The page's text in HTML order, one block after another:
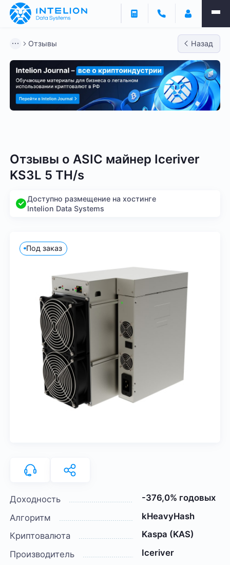
Отзывы Назад
Отзывы о ASIC майнер Iceriver
KS3L 5 TH/s
Доступно размещение на хостинге
Intelion Data Systems
Под заказ
Доходность
-376,0% годовых
Алгоритм
kHeavyHash
Криптовалюта
Kaspa (KAS)
Производитель
Iceriver